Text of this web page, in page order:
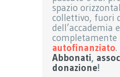
spazio
collettivo, fuori
dell’accademia e
completamente
autofinanziato.
Abbonati,
donazione!